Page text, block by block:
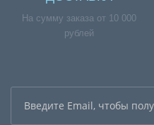
На сумму заказа от 10 000
рублей